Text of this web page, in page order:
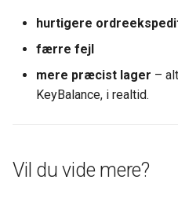
hurtigere
færre fejl
mere præcist lager –
KeyBalance, i realtid.
Vil du vide mere?